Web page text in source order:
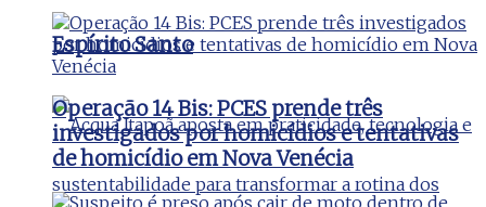
Espírito Santo
Operação 14 Bis: PCES prende três
investigados por homicídios e tentativas
de homicídio em Nova Venécia